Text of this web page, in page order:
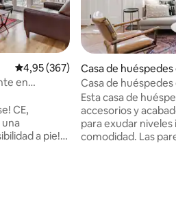
Calificación promedio: 4,95 de 5.
4,95 (367)
en
CE,
una
a pie!
Casa de huéspedes
elhurst
Casa de
corazón de la
Esta casa de
accesorios y
para exudar niveles
comodidad. Las